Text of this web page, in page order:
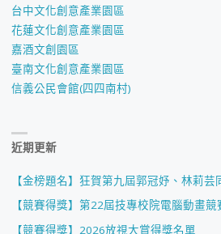
台中文化創意產業園區
花蓮文化創意產業園區
嘉酒文創園區
臺南文化創意產業園區
信義公民會館(四四南村)
近期更新
【金榜題名】狂賀第九屆郭冠妤、林莉
【競賽得獎】第22屆技專校院電腦動畫
【競賽得獎】2026放視大賞得獎名單